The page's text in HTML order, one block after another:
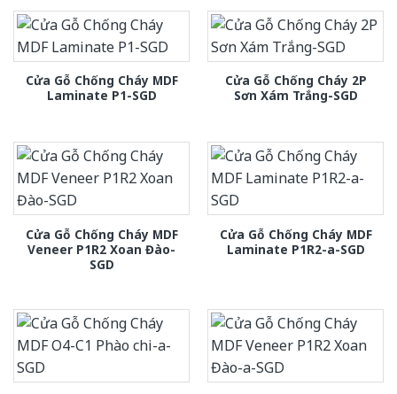
Cửa Gỗ Chống Cháy MDF
Laminate P1-SGD
Cửa Gỗ Chống Cháy 2P
Sơn Xám Trắng-SGD
Cửa Gỗ Chống Cháy MDF
Veneer P1R2 Xoan Đào-
SGD
Cửa Gỗ Chống Cháy MDF
Laminate P1R2-a-SGD